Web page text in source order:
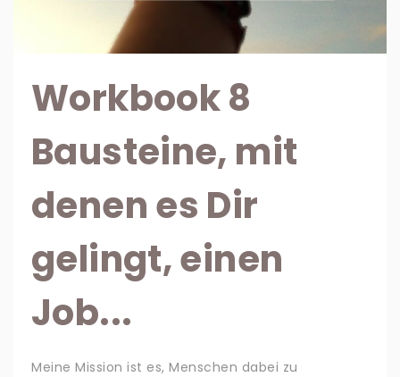
Workbook 8
Bausteine, mit
denen es Dir
gelingt, einen
Job...
Meine Mission ist es, Menschen dabei zu